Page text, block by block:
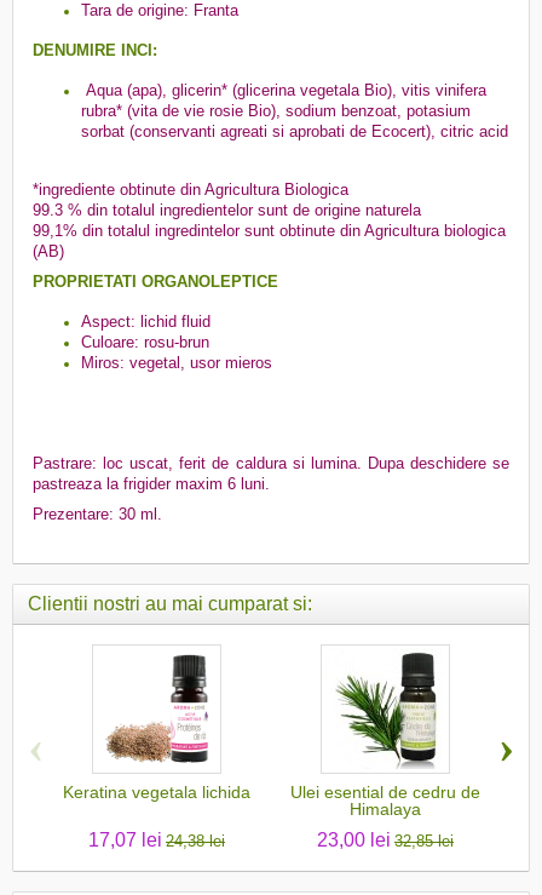
Tara de origine: Franta
DENUMIRE INCI:
Aqua (apa), glicerin* (glicerina vegetala Bio), vitis vinifera
rubra* (vita de vie rosie Bio), sodium benzoat, potasium
sorbat (conservanti agreati si aprobati de Ecocert), citric acid
*ingrediente obtinute din Agricultura Biologica
99.3 % din totalul ingredientelor sunt de origine naturela
99,1% din totalul ingredintelor sunt obtinute din Agricultura biologica
(AB)
PROPRIETATI ORGANOLEPTICE
Aspect: lichid fluid
Culoare: rosu-brun
Miros: vegetal, usor mieros
Pastrare: loc uscat, ferit de caldura si lumina. Dupa deschidere se
pastreaza la frigider maxim 6 luni.
Prezentare: 30 ml.
Clientii nostri au mai cumparat si:
Keratina vegetala lichida
17,07 lei 24,38 lei
Ulei esential de cedru de
Himalaya
23,00 lei 32,85 lei
‹ ›